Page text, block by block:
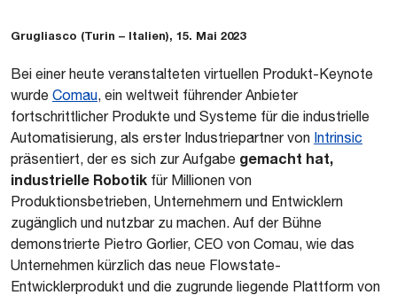
Grugliasco (Turin – Italien), 15. Mai 2023
Bei einer heute veranstalteten virtuellen Produkt-Keynote
wurde Comau, ein weltweit führender Anbieter
fortschrittlicher Produkte und Systeme für die industrielle
Automatisierung, als erster Industriepartner von Intrinsic
präsentiert, der es sich zur Aufgabe gemacht hat,
industrielle Robotik für Millionen von
Produktionsbetrieben, Unternehmern und Entwicklern
zugänglich und nutzbar zu machen. Auf der Bühne
demonstrierte Pietro Gorlier, CEO von Comau, wie das
Unternehmen kürzlich das neue Flowstate-
Entwicklerprodukt und die zugrunde liegende Plattform von